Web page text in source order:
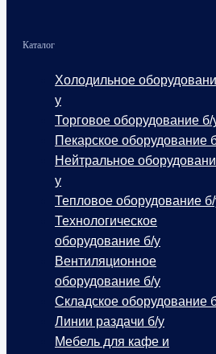
Каталог
Холодильное
у
Торговое оборудование б/
Пекарское оборудование
Нейтральное
у
Тепловое оборудование
Технологическое
оборудование б/у
Вентиляционное
оборудование б/у
Складское оборудование
Линии раздачи б/у
Мебель для кафе и